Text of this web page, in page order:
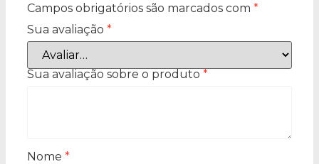
Campos obrigatórios são marcados com *
Sua avaliação *
Sua avaliação sobre o produto *
Nome *